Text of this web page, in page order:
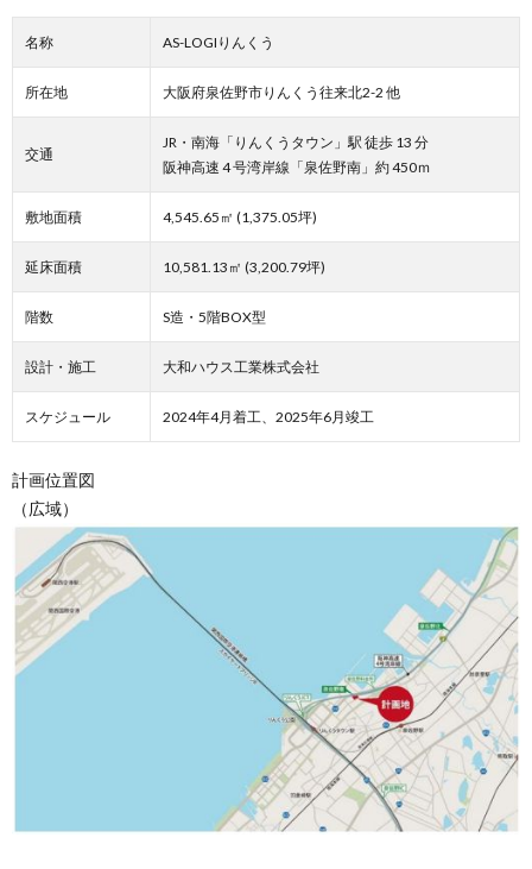
名称 AS-LOGIりんくう
所在地 大阪府泉佐野市りんくう往来北2-2 他
交通
JR・南海「りんくうタウン」駅 徒歩 13 分
阪神高速 4 号湾岸線「泉佐野南」約 450ｍ
敷地面積 4,545.65㎡ (1,375.05坪)
延床面積 10,581.13㎡ (3,200.79坪)
階数 S造・5階BOX型
設計・施工 大和ハウス工業株式会社
スケジュール 2024年4月着工、2025年6月竣工
計画位置図
（広域）